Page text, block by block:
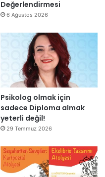
Değerlendirmesi
6 Ağustos 2026
Psikolog olmak için
sadece Diploma almak
yeterli değil!
29 Temmuz 2026